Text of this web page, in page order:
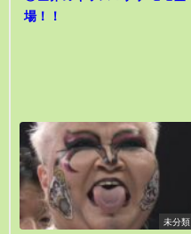
場！！
未分類